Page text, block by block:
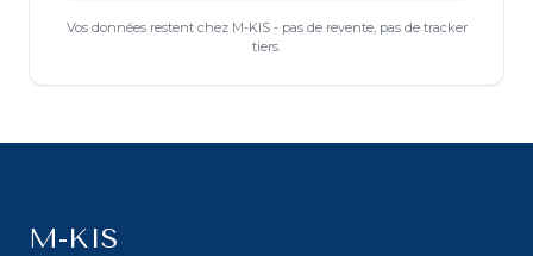
Vos données restent chez M-KIS - pas de revente, pas de tracker
tiers.
M-KIS